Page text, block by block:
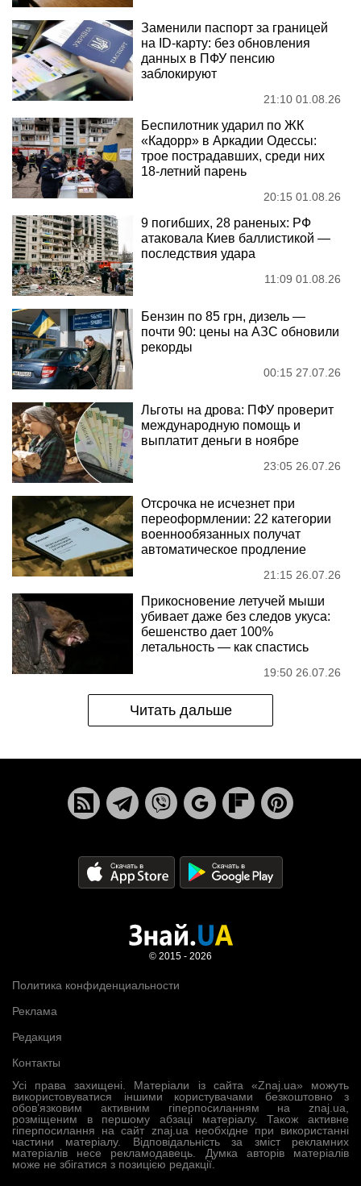
Заменили паспорт за границей
на ID-карту: без обновления
данных в ПФУ пенсию
заблокируют
21:10 01.08.26
Беспилотник ударил по ЖК
«Кадорр» в Аркадии Одессы:
трое пострадавших, среди них
18-летний парень
20:15 01.08.26
9 погибших, 28 раненых: РФ
атаковала Киев баллистикой —
последствия удара
11:09 01.08.26
Бензин по 85 грн, дизель —
почти 90: цены на АЗС обновили
рекорды
00:15 27.07.26
Льготы на дрова: ПФУ проверит
международную помощь и
выплатит деньги в ноябре
23:05 26.07.26
Отсрочка не исчезнет при
переоформлении: 22 категории
военнообязанных получат
автоматическое продление
21:15 26.07.26
Прикосновение летучей мыши
убивает даже без следов укуса:
бешенство дает 100%
летальность — как спастись
19:50 26.07.26
Читать дальше
Усі права захищені. Матеріали із сайта «Znaj.ua» можуть
використовуватися іншими користувачами безкоштовно з
обов’язковим активним гіперпосиланням на znaj.ua,
розміщеним в першому абзаці матеріалу. Також активне
гіперпосилання на сайт znaj.ua необхідне при використанні
частини матеріалу. Відповідальність за зміст рекламних
матеріалів несе рекламодавець. Думка авторів матеріалів
може не збігатися з позицією редакції.
Политика конфиденциальности
Реклама
Редакция
Контакты
© 2015 - 2026